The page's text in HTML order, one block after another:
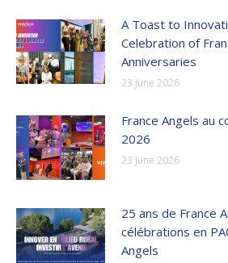
A Toast to
Celebration of
Anniversaries
23 June 2026
France Angels au
2026
23 June 2026
25 ans de France
célébrations en
Angels